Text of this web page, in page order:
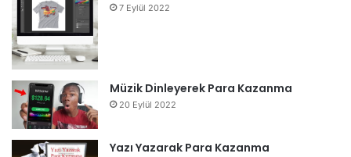
7 Eylül 2022
Müzik Dinleyerek Para Kazanma
20 Eylül 2022
Yazı Yazarak Para Kazanma